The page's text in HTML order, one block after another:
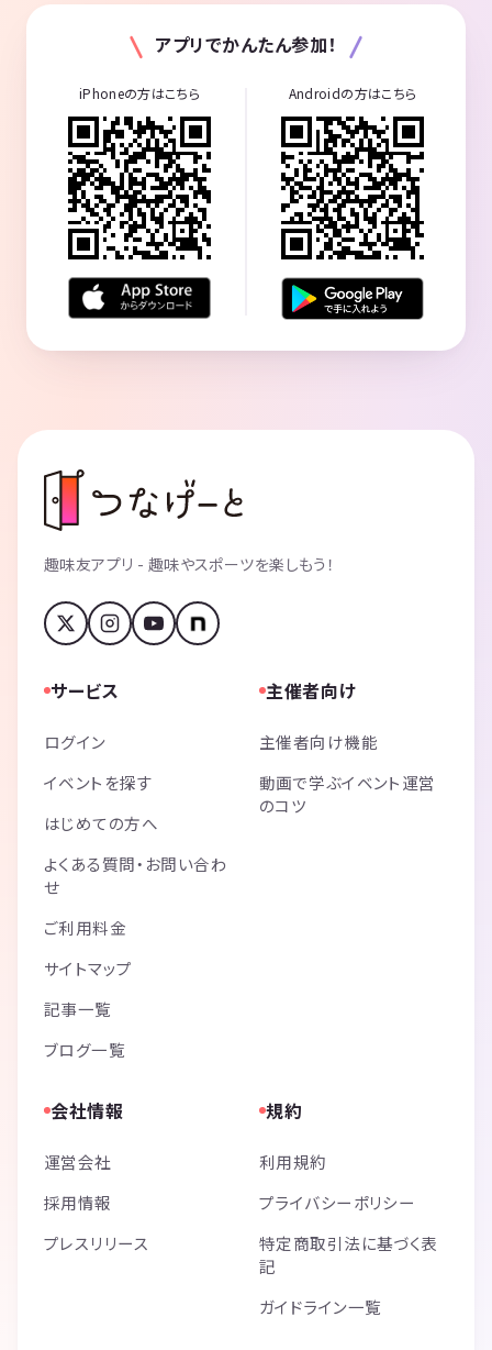
アプリでかんたん参加！
iPhoneの方はこちら Androidの方はこちら
趣味友アプリ - 趣味やスポーツを楽しもう！
サービス
ログイン
イベントを探す
はじめての方へ
よくある質問・お問い合わ
せ
ご利用料金
サイトマップ
記事一覧
ブログ一覧
主催者向け
主催者向け機能
動画で学ぶイベント運営
のコツ
会社情報
運営会社
採用情報
プレスリリース
規約
利用規約
プライバシーポリシー
特定商取引法に基づく表
記
ガイドライン一覧